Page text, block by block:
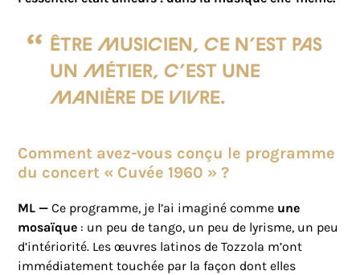
Être musicien, ce n’est pas
un métier, c’est une
manière de vivre.
Comment avez-vous conçu le programme
du concert « Cuvée 1960 » ?
ML — Ce programme, je l’ai imaginé comme une
mosaïque : un peu de tango, un peu de lyrisme, un peu
d’intériorité. Les œuvres latinos de Tozzola m’ont
immédiatement touchée par la façon dont elles